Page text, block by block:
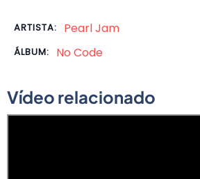
ARTISTA: Pearl Jam
ÁLBUM: No Code
Vídeo relacionado